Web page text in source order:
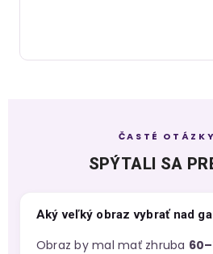
ČASTÉ OTÁZKY
SPÝTALI SA
Aký veľký obraz vybrať nad
Obraz by mal mať zhruba